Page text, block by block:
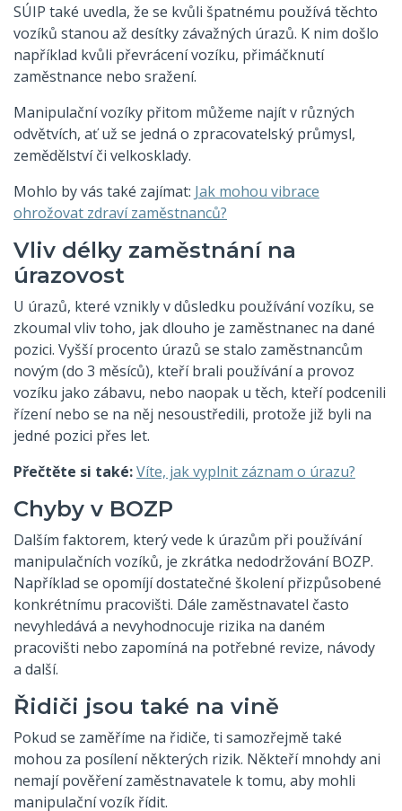
SÚIP také uvedla, že se kvůli špatnému používá těchto
vozíků stanou až desítky závažných úrazů. K nim došlo
například kvůli převrácení vozíku, přimáčknutí
zaměstnance nebo sražení.
Manipulační vozíky přitom můžeme najít v různých
odvětvích, ať už se jedná o zpracovatelský průmysl,
zemědělství či velkosklady.
Mohlo by vás také zajímat: Jak mohou vibrace
ohrožovat zdraví zaměstnanců?
Vliv délky zaměstnání na
úrazovost
U úrazů, které vznikly v důsledku používání vozíku, se
zkoumal vliv toho, jak dlouho je zaměstnanec na dané
pozici. Vyšší procento úrazů se stalo zaměstnancům
novým (do 3 měsíců), kteří brali používání a provoz
vozíku jako zábavu, nebo naopak u těch, kteří podcenili
řízení nebo se na něj nesoustředili, protože již byli na
jedné pozici přes let.
Přečtěte si také:Víte, jak vyplnit záznam o úrazu?
Chyby v BOZP
Dalším faktorem, který vede k úrazům při používání
manipulačních vozíků, je zkrátka nedodržování BOZP.
Například se opomíjí dostatečné školení přizpůsobené
konkrétnímu pracovišti. Dále zaměstnavatel často
nevyhledává a nevyhodnocuje rizika na daném
pracovišti nebo zapomíná na potřebné revize, návody
a další.
Řidiči jsou také na vině
Pokud se zaměříme na řidiče, ti samozřejmě také
mohou za posílení některých rizik. Někteří mnohdy ani
nemají pověření zaměstnavatele k tomu, aby mohli
manipulační vozík řídit.